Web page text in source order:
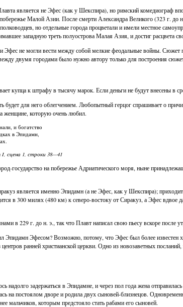
является не Эфес (как у Шекспира), но римский комедиограф
Малой Азии. После смерти Александра Великого (323 г. до
но отдельные города процветали и имели местное
западную треть полуострова Малая Азия, и достиг расцвета
Эфес не могли вести между собой мелкие феодальные войны. Сюжет
двумя городами было нужно автору только для построения
купца к штрафу в тысячу марок. Если деньги не будут внесены в
будет для него облегчением. Любопытный герцог спрашивает о
женщине, которую очень любил.
и богатство
в Эпидамн,
сцена 1, строки 38—41
государство на побережье Адриатического моря, ныне
является именно Эпидамн (а не Эфес, как у Шекспира);
в 300 милях (480 км) к северо-востоку от Сиракуз, а Эфес вдвое
в 229 г. до н. э., так что Плавт написал свою пьесу вскоре после
Эфесом? Возможно, потому, что Эфес был более известен
центров ранней христианской церкви. Одно из новозаветных
надолго задержаться в Эпидамне, и через пол года жена
на постоялом дворе и родила двух сыновей-близнецов.
мальчиков, которым предстояло стать рабами его сыновей.